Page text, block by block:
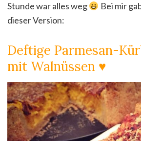
Stunde war alles weg
Bei mir
dieser Version:
Deftige Parmesan-
mit Walnüssen ♥